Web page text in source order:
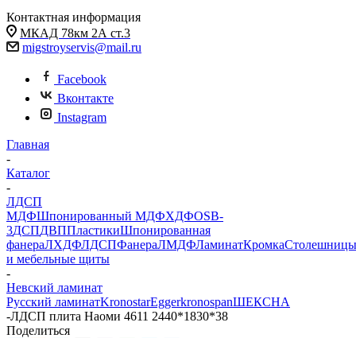
Контактная информация
МКАД 78км 2А ст.3
migstroyservis@mail.ru
Facebook
Вконтакте
Instagram
Главная
-
Каталог
-
ЛДСП
МДФШпонированный МДФХДФOSB-
3ДСПДВППластикиШпонированная
фанераЛХДФЛДСПФанераЛМДФЛаминатКромкаСтолешницы
и мебельные щиты
-
Невский ламинат
Русский ламинатKronostarEggerkronospanШЕКСНА
-ЛДСП плита Наоми 4611 2440*1830*38
Поделиться